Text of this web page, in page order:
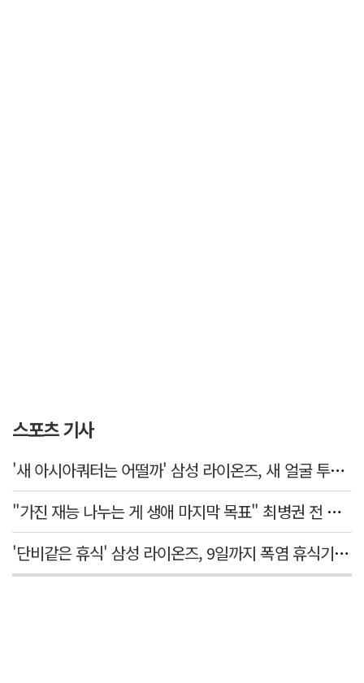
스포츠 기사
'새 아시아쿼터는 어떨까' 삼성 라이온즈, 새 얼굴 투수 미야모리 영입
"가진 재능 나누는 게 생애 마지막 목표" 최병권 전 대구체고 복싱 감독
'단비같은 휴식' 삼성 라이온즈, 9일까지 폭염 휴식기에 재정비